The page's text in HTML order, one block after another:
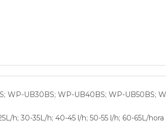
WP-UB30BS; WP-UB40BS; WP-UB50BS;
h; 30-35L/h; 40-45 l/h; 50-55 l/h; 60-65L/hora